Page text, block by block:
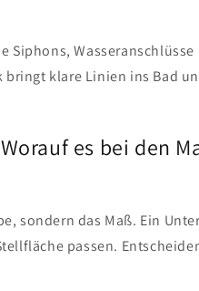
Siphons,
klare Linien ins Bad
es bei den
sondern das Maß. Ein
passen.